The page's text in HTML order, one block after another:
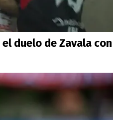
duelo de Zavala con